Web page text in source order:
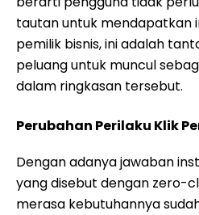
tautan untuk mendapatkan
pemilik bisnis, ini adalah
peluang untuk muncul
dalam ringkasan tersebut.
Perubahan Perilaku Klik
Dengan adanya jawaban
yang disebut dengan zero-
merasa kebutuhannya